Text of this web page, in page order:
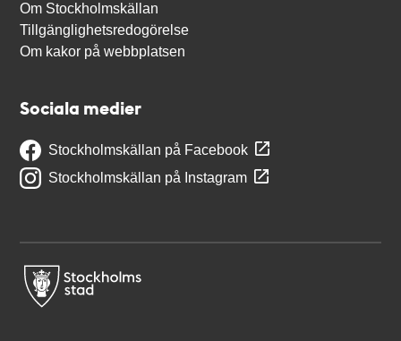
Om Stockholmskällan
Tillgänglighetsredogörelse
Om kakor på webbplatsen
Sociala medier
Stockholmskällan på Facebook
Stockholmskällan på Instagram